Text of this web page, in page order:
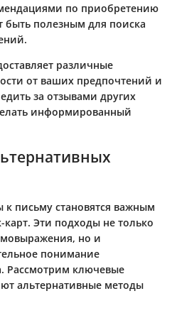
по приобретению
быть полезным для поиска
различные
от ваших предпочтений и
за отзывами других
информированный
письму становятся важным
карт. Эти подходы не только
но и
понимание
Рассмотрим ключевые
альтернативные методы